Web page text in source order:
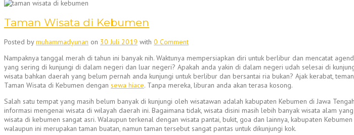
Taman Wisata di Kebumen
Posted bymuhammadyunan on 30 Juli 2019 with 0 Comment
Nampaknya tanggal merah di tahun ini banyak nih. Waktunya mempersiapkan diri untuk berlibur dan mencatat
yang sering di kunjungi di dalam negeri dan luar negeri? Apakah anda yakin di dalam negeri udah selesai di
wisata bahkan daerah yang belum pernah anda kunjungi untuk berlibur dan bersantai ria bukan? Ajak kerabat,
Taman Wisata di Kebumen dengan sewa hiace. Tanpa mereka, liburan anda akan terasa kosong.
Salah satu tempat yang masih belum banyak di kunjungi oleh wisatawan adalah kabupaten Kebumen di Jawa
informasi mengenai wisata di wilayah daerah ini. Bagaimana tidak, wisata disini masih lebih banyak wisata alam
wisata di kebumen sangat asri. Walaupun terkenal dengan wisata pantai, bukit, goa dan lainnya, kabupaten
walaupun ini merupakan taman buatan, namun taman tersebut sangat pantas untuk dikunjungi kok.